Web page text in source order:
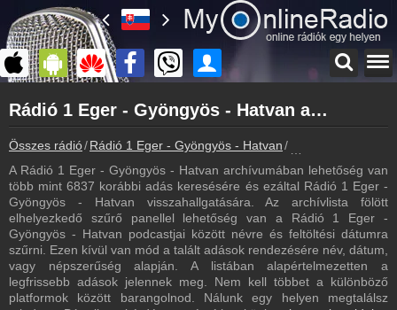
myonlineradio.hu
Rádió 1 Eger - Gyöngyös - Hatvan
Vissza a Rádió 1 Eger - Gyöngyös - Hatvan oldalára
Bejelentkezés
Hozz létre saját fiókot!
Most szól
Tudd meg mi szólt eddig
Frekvenciák
Rádió 1 Eger - Gyöngyös - Hatvan frekvencia
Rádió 1 Eger - Gyöngyös - Hatvan archívum - Rádió 1 Eger - Gyöngyös - Hatvan podcasts - Rádió 1 Eger - Gyöngyös - Hatvan visszahallgatás
Összes rádió Rádió 1 Eger - Gyöngyös - Hatvan
A Rádió 1 Eger - Gyöngyös - Hatvan archívumában lehetőség van
több mint 6837 korábbi adás keresésére és ezáltal Rádió 1 Eger -
Gyöngyös - Hatvan visszahallgatására. Az archívlista fölött
elhelyezkedő szűrő panellel lehetőség van a Rádió 1 Eger -
Gyöngyös - Hatvan podcastjai között névre és feltöltési dátumra
szűrni. Ezen kívül van mód a talált adások rendezésére név, dátum,
vagy népszerűség alapján. A listában alapértelmezetten a
legfrissebb adások jelennek meg. Nem kell többet a különböző
platformok között barangolnod. Nálunk egy helyen megtalálsz